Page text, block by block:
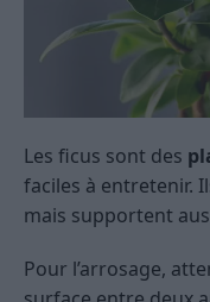
Les ficus sont des
faciles à entretenir.
mais supportent
Pour l’arrosage,